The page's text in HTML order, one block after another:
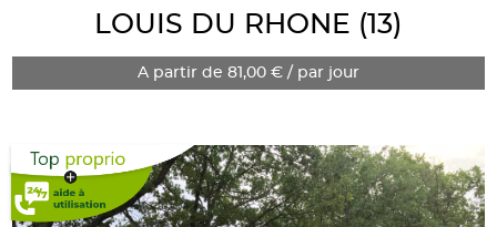
LOUIS DU RHONE (13)
A partir de 81,00 € / par jour